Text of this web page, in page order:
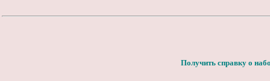
Получить справку о